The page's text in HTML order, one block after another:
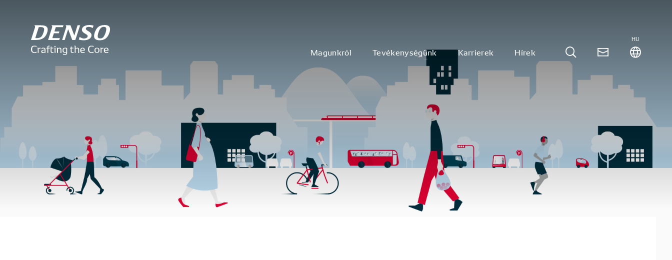
Magunkról Tevékenységünk Karrierek Hírek
HU